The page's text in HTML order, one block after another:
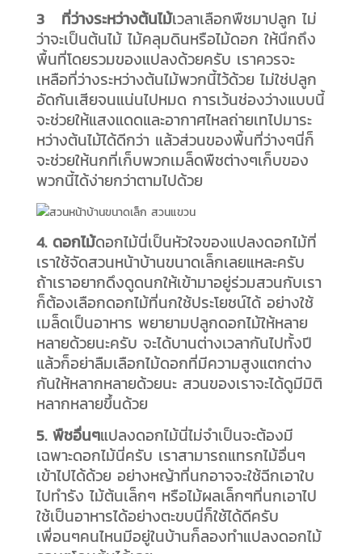
3 ที่ว่างระหว่างต้นไม้เวลาเลือกพืชมาปลูก ไม่
ว่าจะเป็นต้นไม้ ไม้คลุมดินหรือไม้ดอก ให้นึกถึง
พื้นที่โดยรวมของแปลงด้วยครับ เราควรจะ
เหลือที่ว่างระหว่างต้นไม้พวกนี้ไว้ด้วย ไม่ใช่ปลูก
อัดกันเสียจนแน่นไปหมด การเว้นช่องว่างแบบนี้
จะช่วยให้แสงแดดและอากาศไหลถ่ายเทไปมาระ
หว่างต้นไม้ได้ดีกว่า แล้วส่วนของพื้นที่ว่างๆนี่ก็
จะช่วยให้นกที่เก็บพวกเมล็ดพืชต่างๆเก็บของ
พวกนี้ได้ง่ายกว่าตามไปด้วย
4. ดอกไม้ดอกไม้นี่เป็นหัวใจของแปลงดอกไม้ที่
เราใช้จัดสวนหน้าบ้านขนาดเล็กเลยแหละครับ
ถ้าเราอยากดึงดูดนกให้เข้ามาอยู่ร่วมสวนกับเรา
ก็ต้องเลือกดอกไม้ที่นกใช้ประโยชน์ได้ อย่างใช้
เมล็ดเป็นอาหาร พยายามปลูกดอกไม้ให้หลาย
หลายด้วยนะครับ จะได้บานต่างเวลากันไปทั้งปี
แล้วก็อย่าลืมเลือกไม้ดอกที่มีความสูงแตกต่าง
กันให้หลากหลายด้วยนะ สวนของเราจะได้ดูมีมิติ
หลากหลายขึ้นด้วย
5. พืชอื่นๆแปลงดอกไม้นี่ไม่จำเป็นจะต้องมี
เฉพาะดอกไม้นี่ครับ เราสามารถแทรกไม้อื่นๆ
เข้าไปได้ด้วย อย่างหญ้าที่นกอาจจะใช้ฉีกเอาใบ
ไปทำรัง ไม้ต้นเล็กๆ หรือไม้ผลเล็กๆที่นกเอาไป
ใช้เป็นอาหารได้อย่างตะขบนี่ก็ใช้ได้ดีครับ
เพื่อนๆคนไหนมีอยู่ในบ้านก็ลองทำแปลงดอกไม้